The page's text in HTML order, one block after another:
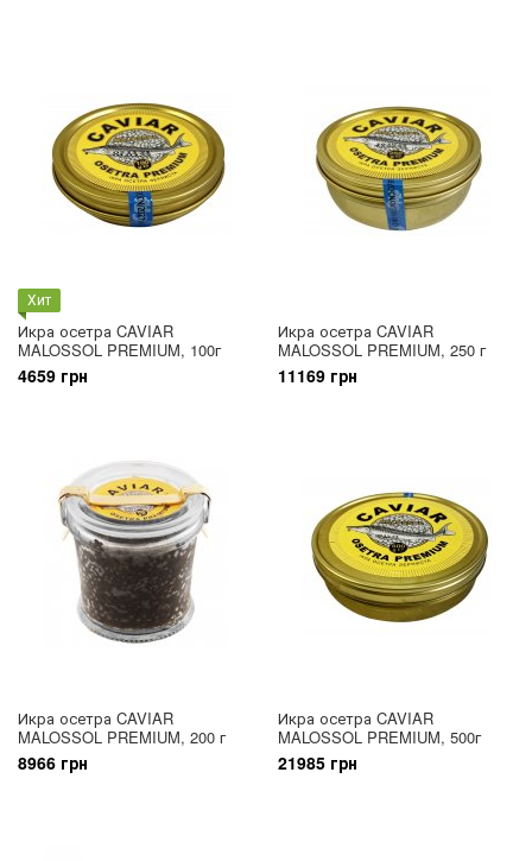
Хит
Икра осетра CAVIAR
MALOSSOL PREMIUM, 100г
4659 грн
Икра осетра CAVIAR
MALOSSOL PREMIUM, 250 г
11169 грн
Икра осетра CAVIAR
MALOSSOL PREMIUM, 200 г
8966 грн
Икра осетра CAVIAR
MALOSSOL PREMIUM, 500г
21985 грн